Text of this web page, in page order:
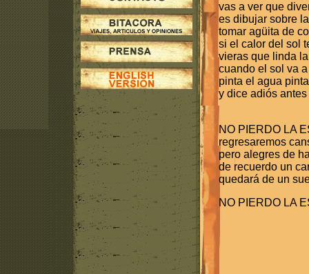
vas a ver que
es dibujar sobre
tomar agüita de
si el calor del sol
vieras que linda
cuando el sol va
pinta el agua
y dice adiós
NO PIERDO LA
regresaremos
pero alegres de
de recuerdo un
quedará de un
NO PIERDO LA